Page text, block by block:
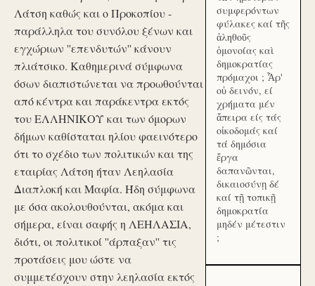
Λάτση καθώς και ο Προκοπίου -
παράλληλα του συνόλου ξένων και
εγχώριων ''επενδυτών'' κάνουν
πλιάτσικο. Καθημερινά σύμφωνα
όσων διαπιστώνεται να προωθούνται
από κέντρα και παράκεντρα εκτός
του ΕΛΛΗΝΙΚΟΥ και των όμορων
δήμων καθίσταται ηλίου φαεινότερο
ότι το σχέδιο των πολιτικών και της
εταιρίας Λάτση ήταν Λεηλασία
Διαπλοκή και Μαφία. Ήδη σύμφωνα
με όσα ακολουθούνται, ακόμα και
σήμερα, είναι σαφής η ΛΕΗΛΑΣΙΑ,
διότι, οι πολιτικοί ''άρπαξαν'' τις
προτάσεις μου ώστε να
συμμετέσχουν στην λεηλασία εκτός
συμφερόντων
φύλακες καί τῆς
ἀληθοῦς
ὁμονοίας καὶ
δημοκρατίας
πρόμαχοι ; Ἆρ'
οὐ δεινόν, εί
χρήματα μέν
ἄπειρα είς τάς
οἰκοδομάς καί
τά δημόσια
ἔργα
δαπανῶνται,
δικαιοσύνῃ δέ
καί τῇ τοπικῇ
δημοκρατία
μηδέν μέτεστιν
;